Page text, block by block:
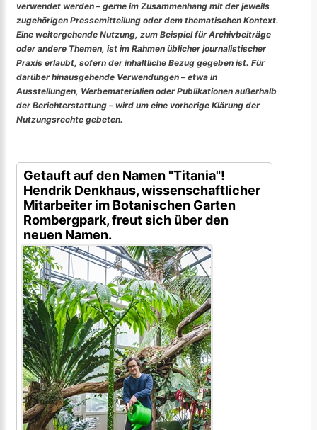
verwendet werden – gerne im Zusammenhang mit der jeweils
zugehörigen Pressemitteilung oder dem thematischen Kontext.
Eine weitergehende Nutzung, zum Beispiel für Archivbeiträge
oder andere Themen, ist im Rahmen üblicher journalistischer
Praxis erlaubt, sofern der inhaltliche Bezug gegeben ist. Für
darüber hinausgehende Verwendungen – etwa in
Ausstellungen, Werbematerialien oder Publikationen außerhalb
der Berichterstattung – wird um eine vorherige Klärung der
Nutzungsrechte gebeten.
Getauft auf den Namen "Titania"!
Hendrik Denkhaus, wissenschaftlicher
Mitarbeiter im Botanischen Garten
Rombergpark, freut sich über den
neuen Namen.